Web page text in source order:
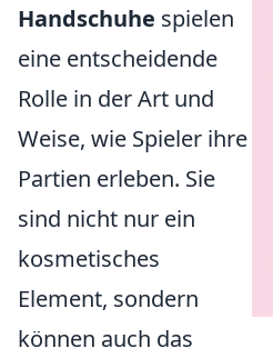
Handschuhe spielen
eine entscheidende
Rolle in der Art und
Weise, wie Spieler ihre
Partien erleben. Sie
sind nicht nur ein
kosmetisches
Element, sondern
können auch das